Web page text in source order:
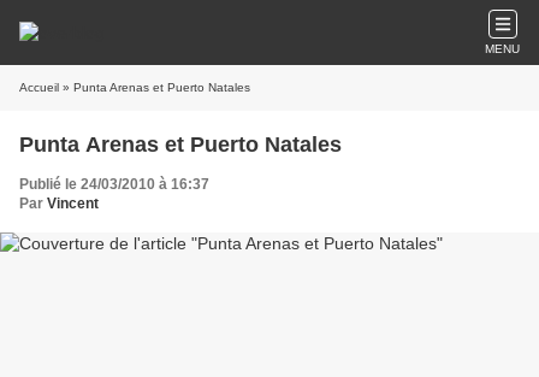
MENU
Accueil » Punta Arenas et Puerto Natales
Punta Arenas et Puerto Natales
Publié le 24/03/2010 à 16:37
Par Vincent